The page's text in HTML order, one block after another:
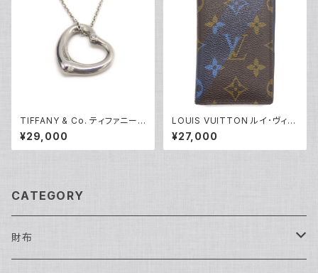
TIFFANY & Co. ティファニー
エレサペレッティ オープンハー
ト 1Pダイヤ ペンダント ネックレ
ス シルバー925 アズキチェーン
¥29,000
LOUIS VUITTON ルイ･ヴィト
ン オーガナイザードゥポッシュ
モノグラム カードケース M6117
1 Y04465
¥27,000
CATEGORY
財布